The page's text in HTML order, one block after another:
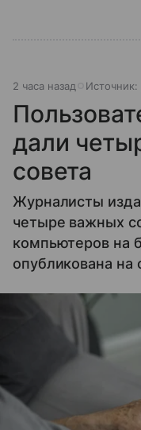
2 часа назад Источник:
дали
совета
Журналисты
четыре важных
компьютеров на
опубликована на